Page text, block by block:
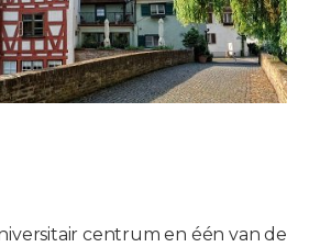
centrum en één van de